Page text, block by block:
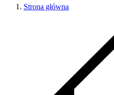
Strona główna